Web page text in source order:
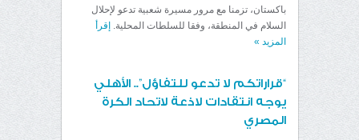
باكستان، تزمنا مع مرور مسيرة شعبية تدعو لإحلال
السلام في المنطقة، وفقا للسلطات المحلية. إقرأ
المزيد »
“قراراتكم لا تدعو للتفاؤل”.. الأهلي
يوجه انتقادات لاذعة لاتحاد الكرة
المصري